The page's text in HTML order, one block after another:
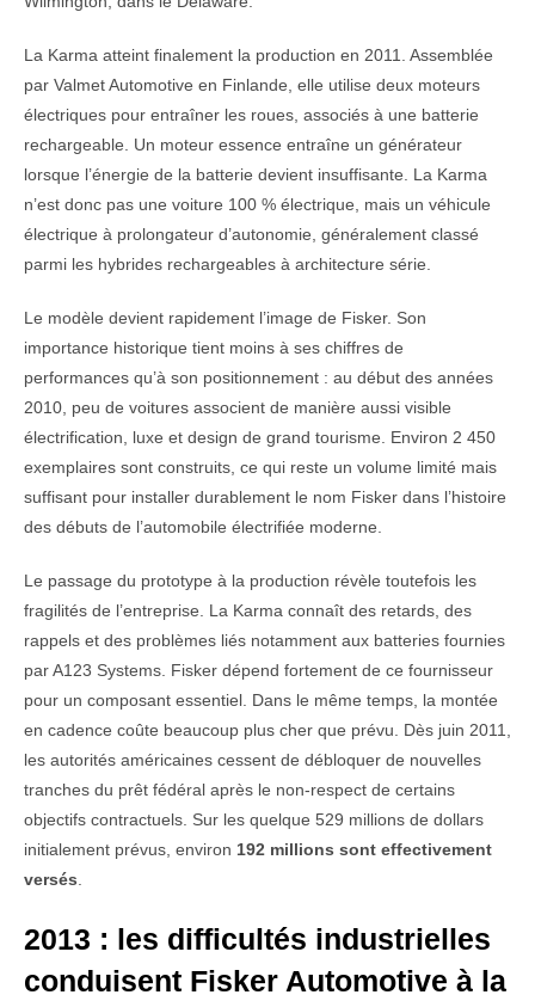
La Karma atteint finalement la production en 2011. Assemblée
par Valmet Automotive en Finlande, elle utilise deux moteurs
électriques pour entraîner les roues, associés à une batterie
rechargeable. Un moteur essence entraîne un générateur
lorsque l’énergie de la batterie devient insuffisante. La Karma
n’est donc pas une voiture 100 % électrique, mais un véhicule
électrique à prolongateur d’autonomie, généralement classé
parmi les hybrides rechargeables à architecture série.
Le modèle devient rapidement l’image de Fisker. Son
importance historique tient moins à ses chiffres de
performances qu’à son positionnement : au début des années
2010, peu de voitures associent de manière aussi visible
électrification, luxe et design de grand tourisme. Environ 2 450
exemplaires sont construits, ce qui reste un volume limité mais
suffisant pour installer durablement le nom Fisker dans l’histoire
des débuts de l’automobile électrifiée moderne.
Le passage du prototype à la production révèle toutefois les
fragilités de l’entreprise. La Karma connaît des retards, des
rappels et des problèmes liés notamment aux batteries fournies
par A123 Systems. Fisker dépend fortement de ce fournisseur
pour un composant essentiel. Dans le même temps, la montée
en cadence coûte beaucoup plus cher que prévu. Dès juin 2011,
les autorités américaines cessent de débloquer de nouvelles
tranches du prêt fédéral après le non-respect de certains
objectifs contractuels. Sur les quelque 529 millions de dollars
initialement prévus, environ 192 millions sont effectivement
versés.
2013 : les difficultés industrielles
conduisent Fisker Automotive à la